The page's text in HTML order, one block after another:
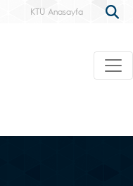
KTÜ Anasayfa